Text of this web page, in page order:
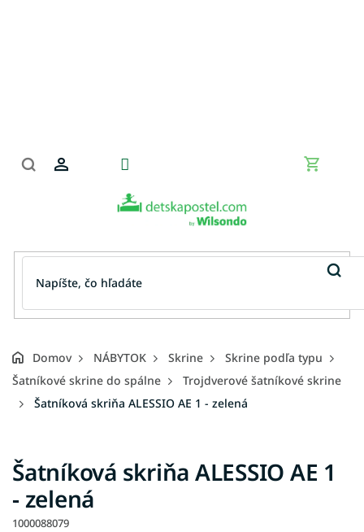
Domov NÁBYTOK Skrine
Skrine podľa typu
Šatníkové skrine do spálne
Trojdverové šatníkové skrine
Šatníková skriňa ALESSIO AE 1 - zelená
Šatníková skriňa ALESSIO AE 1
- zelená
1000088079